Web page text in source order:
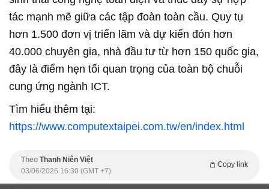
tác mạnh mẽ giữa các tập đoàn toàn cầu. Quy tụ
hơn 1.500 đơn vị triển lãm và dự kiến đón hơn
40.000 chuyên gia, nhà đầu tư từ hơn 150 quốc gia,
đây là điểm hẹn tối quan trọng của toàn bộ chuỗi
cung ứng ngành ICT.
Tìm hiểu thêm tại:
https://www.computextaipei.com.tw/en/index.html
Theo Thanh Niên Việt
Copy link
03/06/2026 16:30 (GMT +7)